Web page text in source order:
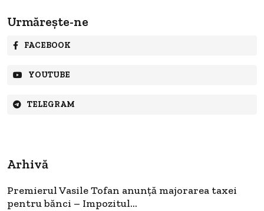
Urmărește-ne
FACEBOOK
YOUTUBE
TELEGRAM
Arhivă
Premierul Vasile Tofan anunță majorarea taxei
pentru bănci – Impozitul...